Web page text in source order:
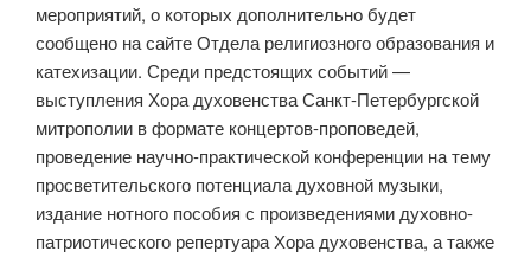
мероприятий, о которых дополнительно будет
сообщено на сайте Отдела религиозного образования и
катехизации. Среди предстоящих событий —
выступления Хора духовенства Санкт-Петербургской
митрополии в формате концертов-проповедей,
проведение научно-практической конференции на тему
просветительского потенциала духовной музыки,
издание нотного пособия с произведениями духовно-
патриотического репертуара Хора духовенства, а также